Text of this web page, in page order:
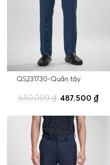
QS231730-Quần tây
487.500 ₫
650.000 ₫